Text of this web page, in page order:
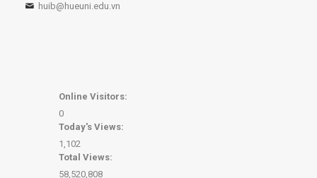
huib@hueuni.edu.vn
Online Visitors:
0
Today's Views:
1,102
Total Views:
58,520,808